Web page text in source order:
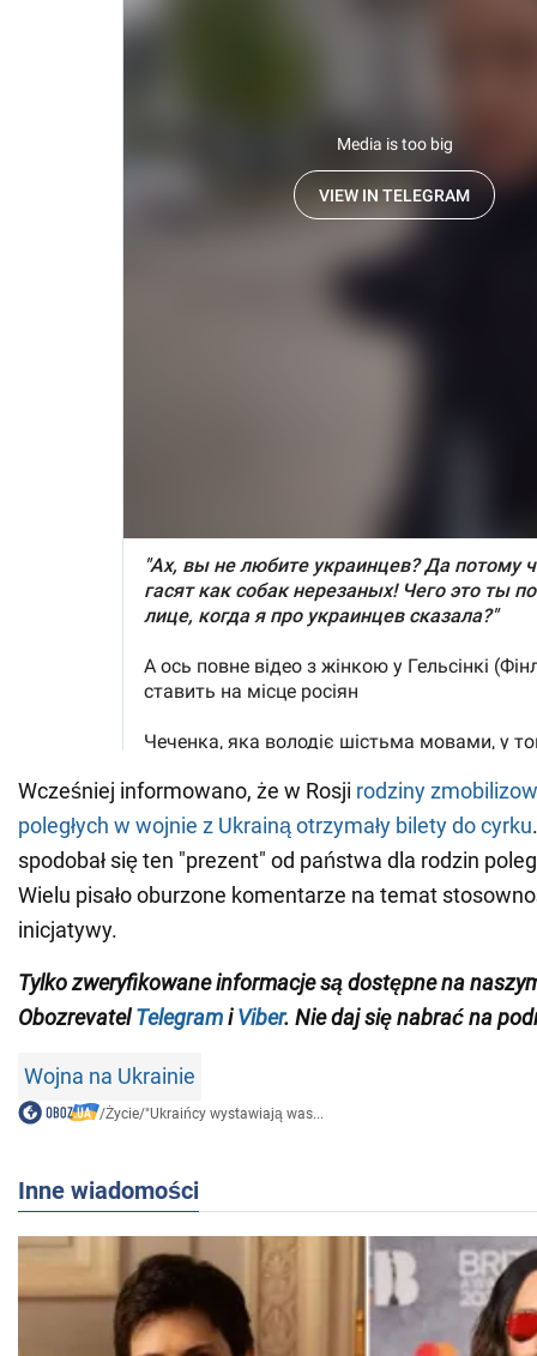
Wcześniej informowano, że w Rosji rodziny
poległych w wojnie z Ukrainą otrzymały bilety do cyrku
spodobał się ten "prezent" od państwa dla rodzin
Wielu pisało oburzone komentarze na temat
inicjatywy.
Tylko zweryfikowane informacje są dostępne na
ObozrevatelTelegramiViber. Nie daj się nabrać na
Wojna na Ukrainie
/Życie/"Ukraińcy wystawiają was...
Inne wiadomości